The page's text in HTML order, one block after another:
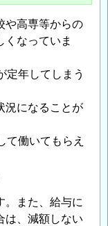
や高専等からの
くなっていま
定年してしまう
況になることが
て働いてもらえ
。また、給与に
は、減額しない